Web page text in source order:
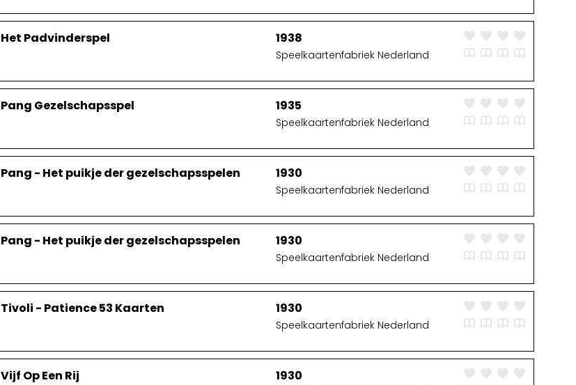
Het Padvinderspel 1938
Speelkaartenfabriek Nederland
Pang Gezelschapsspel 1935
Speelkaartenfabriek Nederland
Pang - Het puikje der gezelschapsspelen 1930
Speelkaartenfabriek Nederland
Pang - Het puikje der gezelschapsspelen 1930
Speelkaartenfabriek Nederland
Tivoli - Patience 53 Kaarten 1930
Speelkaartenfabriek Nederland
Vijf Op Een Rij 1930